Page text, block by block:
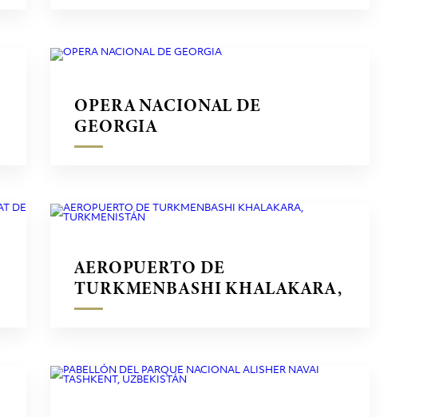
OPERA NACIONAL DE
GEORGIA
AEROPUERTO DE
TURKMENBASHI KHALAKARA,
TURKMENISTÁN